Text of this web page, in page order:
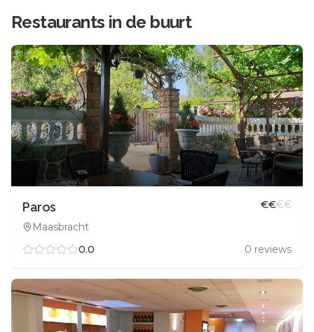
Restaurants in de buurt
Paros
Maasbracht
€€€€
0.0 0 reviews